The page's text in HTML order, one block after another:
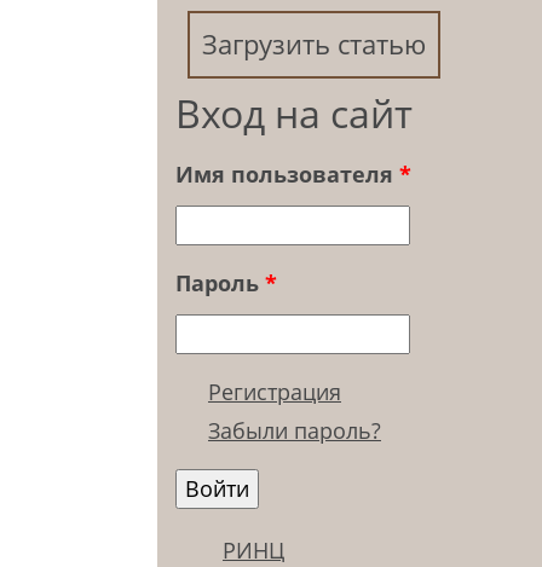
Загрузить статью
Вход на сайт
Имя пользователя *
Пароль *
Регистрация
Забыли пароль?
РИНЦ